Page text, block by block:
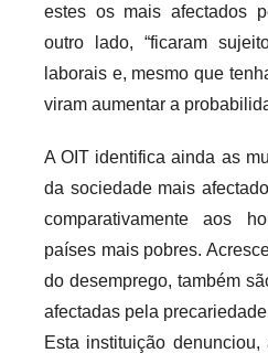
l
i
e
i
estes os mais afectados
outro lado, “ficaram
laborais e, mesmo que
viram aumentar a
A OIT identifica ainda as
da sociedade mais
comparativamente aos
países mais pobres.
do desemprego, também
afectadas pela
Esta instituição